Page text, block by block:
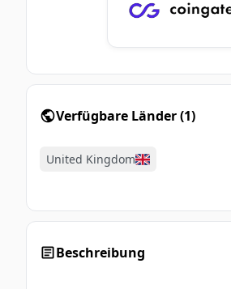
Verfügbare Länder(1)
United Kingdom
Beschreibung